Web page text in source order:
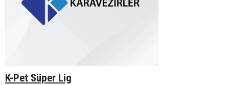
K-Pet Süper Lig